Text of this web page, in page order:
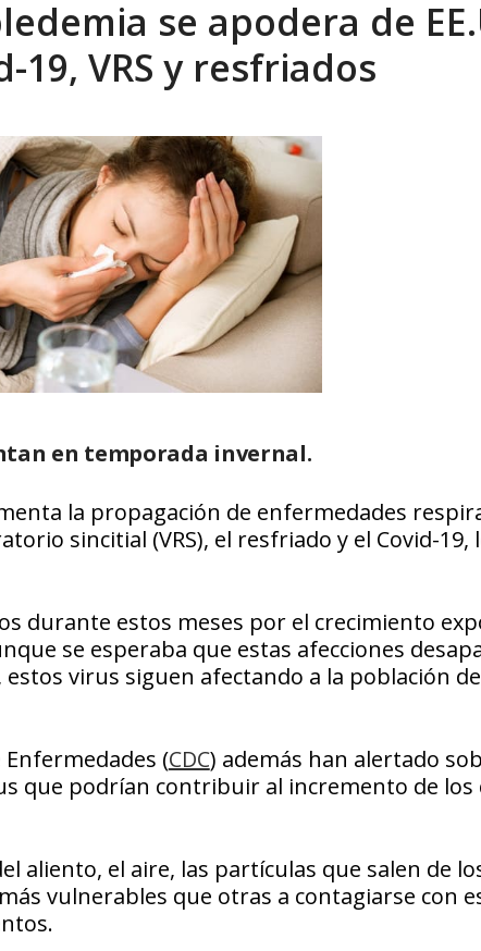
desbastador costo del colapso eléctrico en... AGOSTO 7,
se apodera de
VRS y resfriados
en temporada invernal.
la propagación de enfermedades
sincitial (VRS), el resfriado y el Covid-19,
durante estos meses por el crecimiento
se esperaba que estas afecciones
virus siguen afectando a la población
(CDC) además han alertado
que podrían contribuir al incremento de los
aliento, el aire, las partículas que salen de
vulnerables que otras a contagiarse con